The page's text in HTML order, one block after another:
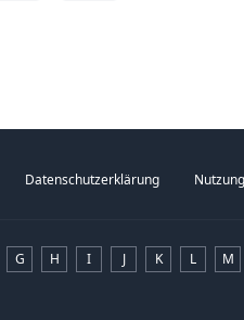
Datenschutzerklärung
G H I J K L M